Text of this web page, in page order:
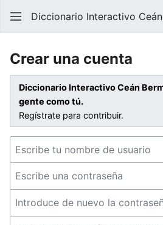
Diccionario Interactivo
Crear una cuenta
Diccionario Interactivo Ceán
gente como tú.
Regístrate para contribuir.